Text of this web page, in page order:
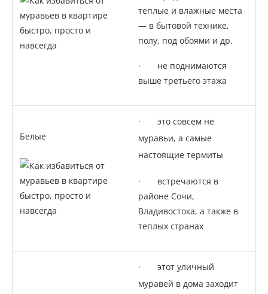
теплые и влажные места
— в бытовой технике,
полу, под обоями и др.
· не поднимаются
выше третьего этажа
Белые
· это совсем не
муравьи, а самые
настоящие термиты
· встречаются в
районе Сочи,
Владивостока, а также в
теплых странах
· этот уличный
муравей в дома заходит